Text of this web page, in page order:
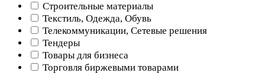
Строительные материалы
Текстиль, Одежда, Обувь
Телекоммуникации, Сетевые решения
Тендеры
Товары для бизнеса
Торговля биржевыми товарами